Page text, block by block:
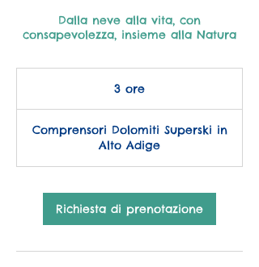
Dalla neve alla vita, con
consapevolezza, insieme alla Natura
3 ore
e
Comprensori Dolomiti Superski in
Alto Adige
Richiesta di prenotazione